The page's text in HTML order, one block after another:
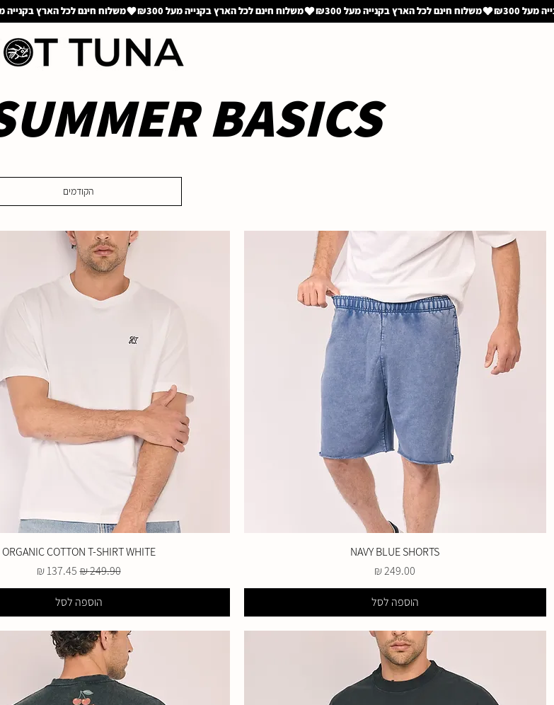
BASICS
הקודמים
NAVY BLUE SHORTS
מחיר
הוספה לסל
ORGANIC COTTON T-SHIRT WHITE
מחיר רגיל‏249.90 ‏₪ מחיר מבצע
הוספה לסל